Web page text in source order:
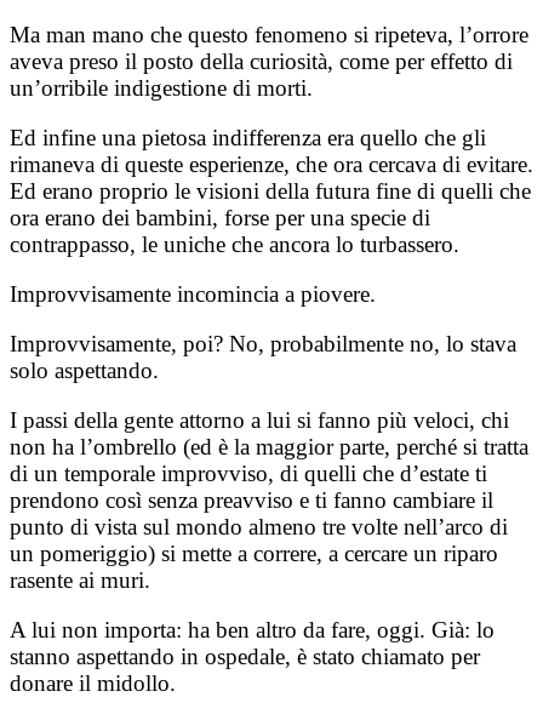
Ma man mano che questo fenomeno si ripeteva, l’orrore
aveva preso il posto della curiosità, come per effetto di
un’orribile indigestione di morti.
Ed infine una pietosa indifferenza era quello che gli
rimaneva di queste esperienze, che ora cercava di evitare.
Ed erano proprio le visioni della futura fine di quelli che
ora erano dei bambini, forse per una specie di
contrappasso, le uniche che ancora lo turbassero.
Improvvisamente incomincia a piovere.
Improvvisamente, poi? No, probabilmente no, lo stava
solo aspettando.
I passi della gente attorno a lui si fanno più veloci, chi
non ha l’ombrello (ed è la maggior parte, perché si tratta
di un temporale improvviso, di quelli che d’estate ti
prendono così senza preavviso e ti fanno cambiare il
punto di vista sul mondo almeno tre volte nell’arco di
un pomeriggio) si mette a correre, a cercare un riparo
rasente ai muri.
A lui non importa: ha ben altro da fare, oggi. Già: lo
stanno aspettando in ospedale, è stato chiamato per
donare il midollo.